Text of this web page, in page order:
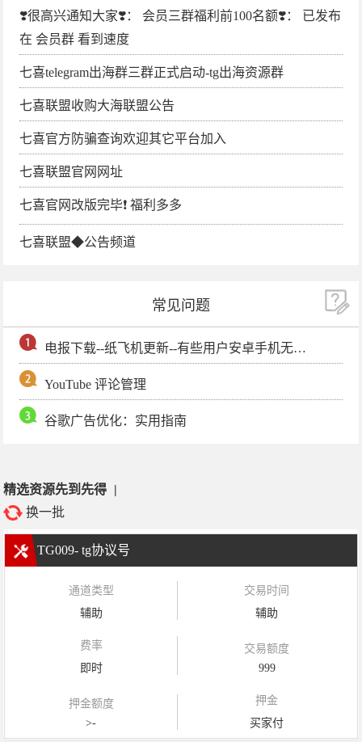
❣️很高兴通知大家❣️： 会员三群福利前100名额❣️： 已发布
在 会员群 看到速度
七喜telegram出海群三群正式启动-tg出海资源群
七喜联盟收购大海联盟公告
七喜官方防骗查询欢迎其它平台加入
七喜联盟官网网址
七喜官网改版完毕❗️ 福利多多
七喜联盟◆公告频道
常见问题
电报下载--纸飞机更新--有些用户安卓手机无法更新电报软件
YouTube 评论管理
谷歌广告优化：实用指南
精选资源先到先得 |
换一批
TG009- tg协议号
通道类型
辅助
交易时间
辅助
费率
即时
交易额度
999
押金额度
>-
押金
买家付